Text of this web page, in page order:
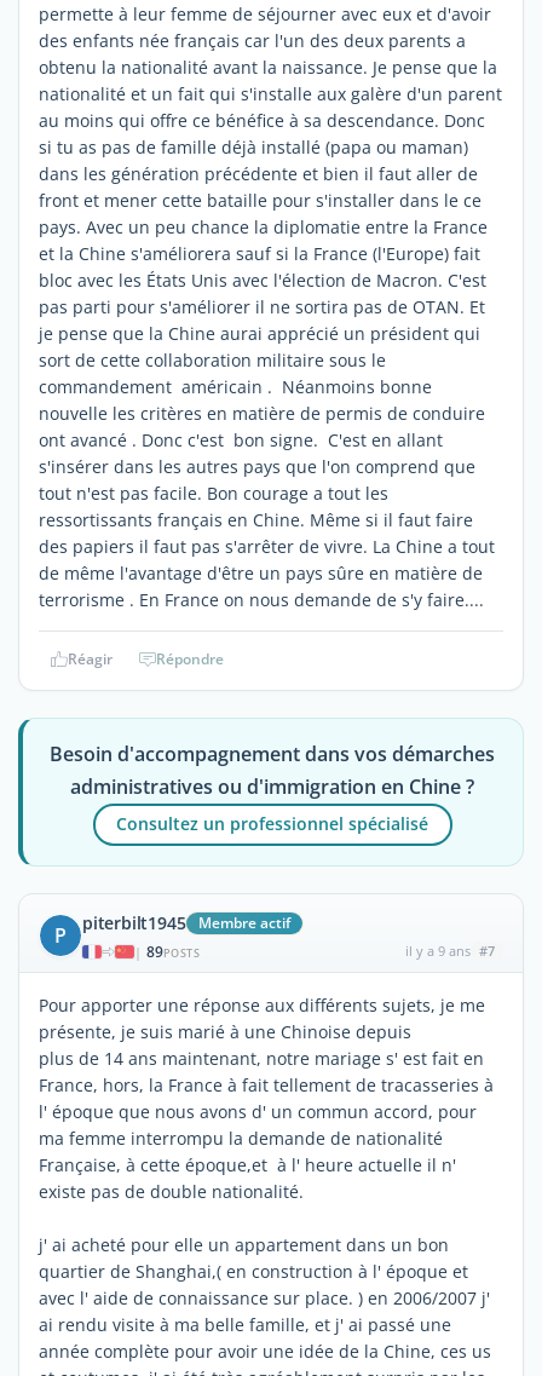
permette à leur femme de séjourner avec eux et d'avoir
des enfants née français car l'un des deux parents a
obtenu la nationalité avant la naissance. Je pense que la
nationalité et un fait qui s'installe aux galère d'un parent
au moins qui offre ce bénéfice à sa descendance. Donc
si tu as pas de famille déjà installé (papa ou maman)
dans les génération précédente et bien il faut aller de
front et mener cette bataille pour s'installer dans le ce
pays. Avec un peu chance la diplomatie entre la France
et la Chine s'améliorera sauf si la France (l'Europe) fait
bloc avec les États Unis avec l'élection de Macron. C'est
pas parti pour s'améliorer il ne sortira pas de OTAN. Et
je pense que la Chine aurai apprécié un président qui
sort de cette collaboration militaire sous le
commandement américain . Néanmoins bonne
nouvelle les critères en matière de permis de conduire
ont avancé . Donc c'est bon signe. C'est en allant
s'insérer dans les autres pays que l'on comprend que
tout n'est pas facile. Bon courage a tout les
ressortissants français en Chine. Même si il faut faire
des papiers il faut pas s'arrêter de vivre. La Chine a tout
de même l'avantage d'être un pays sûre en matière de
terrorisme . En France on nous demande de s'y faire....
Réagir Répondre
Besoin d'accompagnement dans vos démarches
administratives ou d'immigration en Chine ?
Consultez un professionnel spécialisé
P piterbilt1945 Membre actif
| 89POSTS il y a 9 ans #7
Pour apporter une réponse aux différents sujets, je me
présente, je suis marié à une Chinoise depuis
plus de 14 ans maintenant, notre mariage s' est fait en
France, hors, la France à fait tellement de tracasseries à
l' époque que nous avons d' un commun accord, pour
ma femme interrompu la demande de nationalité
Française, à cette époque,et à l' heure actuelle il n'
existe pas de double nationalité.
j' ai acheté pour elle un appartement dans un bon
quartier de Shanghai,( en construction à l' époque et
avec l' aide de connaissance sur place. ) en 2006/2007 j'
ai rendu visite à ma belle famille, et j' ai passé une
année complète pour avoir une idée de la Chine, ces us